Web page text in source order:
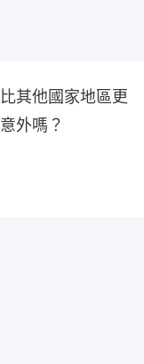
其他國家地區更
外嗎？